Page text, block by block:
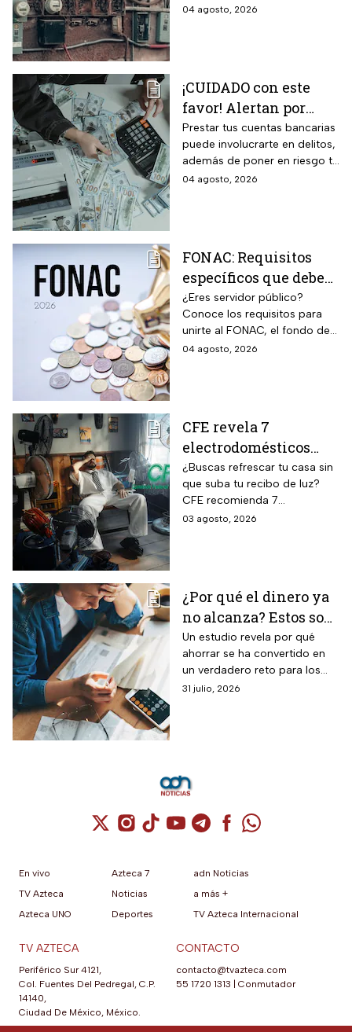
hay falla es totalmente
04 agosto, 2026
¡CUIDADO con este
favor! Alertan por
préstamo de cuentas
bancarias: razón por la
que debes decir que
Prestar tus cuentas bancarias
puede involucrarte en delitos,
además de poner en riesgo tu
patrimonio y situación legal;
04 agosto, 2026
FONAC: Requisitos
específicos que deben
cumplir los
trabajadores para
participar en él
¿Eres servidor público?
Conoce los requisitos para
unirte al FONAC, el fondo de
ahorro Capitalizable de los
04 agosto, 2026
CFE revela 7
electrodomésticos
para combatir el calor
sin que se dispare tu
recibo de luz
¿Buscas refrescar tu casa sin
que suba tu recibo de luz?
CFE recomienda 7
electrodomésticos eficientes
03 agosto, 2026
¿Por qué el dinero ya
no alcanza? Estos son
los gastos que más
impactan a los
mexicanos
Un estudio revela por qué
ahorrar se ha convertido en
un verdadero reto para los
mexicanos.
31 julio, 2026
Cuenta de X / Twitter (se abre en una
Cuenta de Instagram (se abre en una
Cuenta de TikTok (se abre en
Cuenta de YouTube (se abre
Cuenta de Telegram (se
Cuenta de
Cuenta de
En vivo
TV Azteca
Azteca UNO
Azteca 7
Noticias
Deportes
adn Noticias
a más +
TV Azteca Internacional
TV AZTECA
Periférico Sur 4121,
Col. Fuentes Del Pedregal, C.P.
14140,
Ciudad De México, México.
CONTACTO
contacto@tvazteca.com
55 1720 1313
Conmutador